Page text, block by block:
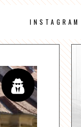
INSTAGRAM